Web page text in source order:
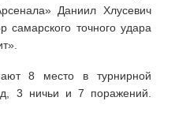
Даниил Хлусевич
самарского точного удара
8 место в турнирной
3 ничьи и 7 поражений.